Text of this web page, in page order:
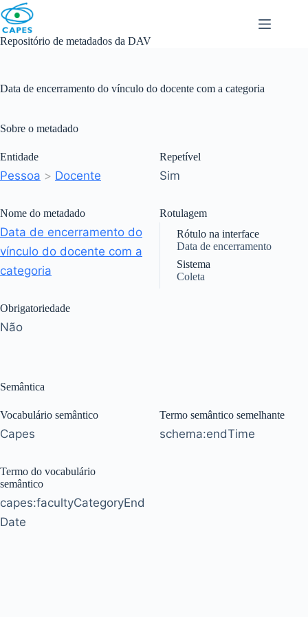
Skip
to
content
Repositório de metadados da DAV
Data de encerramento do vínculo do docente com a categoria
Sobre o metadado
Entidade
Pessoa > Docente
Nome do metadado
Data de encerramento do
vínculo do docente com a
categoria
Obrigatoriedade
Não
Repetível
Sim
Rotulagem
Rótulo na interface
Data de encerramento
Sistema
Coleta
Semântica
Vocabulário semântico
Capes
Termo do vocabulário
semântico
capes:facultyCategoryEnd
Date
Termo semântico semelhante
schema:endTime